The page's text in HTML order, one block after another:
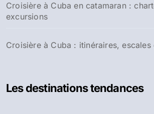
Croisière à Cuba en catamaran :
excursions
Croisière à Cuba : itinéraires, escales
Les destinations tendances